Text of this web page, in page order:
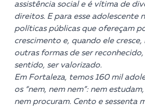
assistência social e é vítima de
direitos. E para esse adolescente
políticas públicas que ofereçam
crescimento e, quando ele
outras formas de ser
sentido, ser valorizado.
Em Fortaleza, temos 160 mil
os “nem, nem nem”: nem
nem procuram. Cento e sessenta